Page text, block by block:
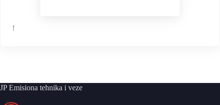
!
JP Emisiona tehnika i veze